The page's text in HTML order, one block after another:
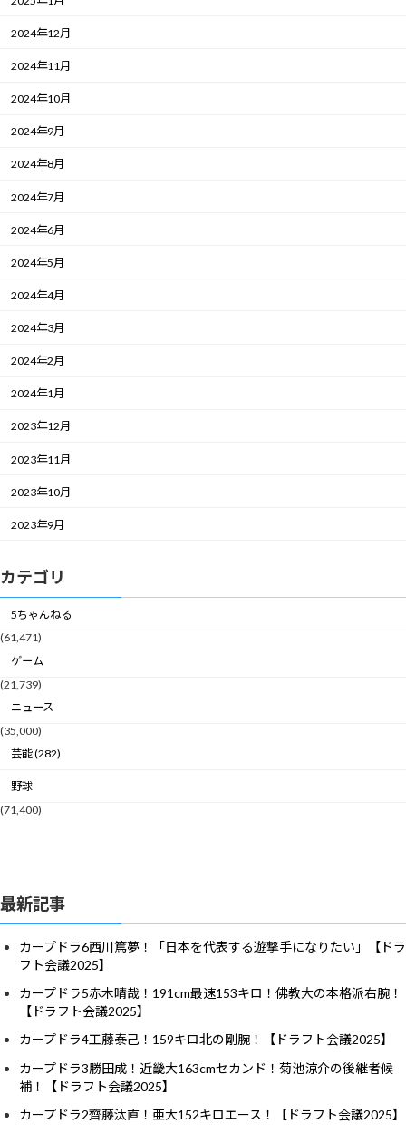
2024年12月
2024年11月
2024年10月
2024年9月
2024年8月
2024年7月
2024年6月
2024年5月
2024年4月
2024年3月
2024年2月
2024年1月
2023年12月
2023年11月
2023年10月
2023年9月
カテゴリ
5ちゃんねる
(61,471)
ゲーム
(21,739)
ニュース
(35,000)
芸能 (282)
野球
(71,400)
最新記事
カープドラ6西川篤夢！「日本を代表する遊撃手になりたい」【ドラ
フト会議2025】
カープドラ5赤木晴哉！191cm最速153キロ！佛教大の本格派右腕！
【ドラフト会議2025】
カープドラ4工藤泰己！159キロ北の剛腕！【ドラフト会議2025】
カープドラ3勝田成！近畿大163cmセカンド！菊池涼介の後継者候
補！【ドラフト会議2025】
カープドラ2齊藤汰直！亜大152キロエース！【ドラフト会議2025】